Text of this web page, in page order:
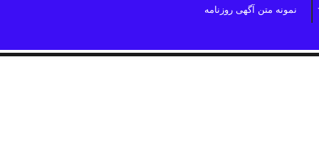
نمونه متن آگهی روزنامه